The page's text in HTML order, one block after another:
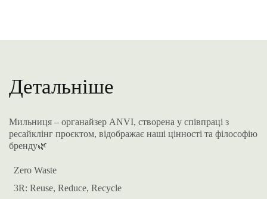
Детальніше
Мильниця – органайзер ANVI, створена у співпраці з
ресайклінг проєктом, відображає наші цінності та філософію
бренду🌿
Zero Waste
3R: Reuse, Reduce, Recycle